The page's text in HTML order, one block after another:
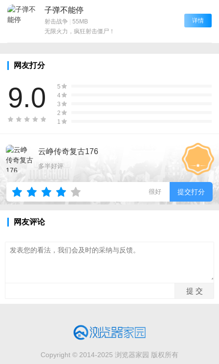
子弹不能停
射击战争 | 55MB
无限火力，疯狂射击僵尸！
详情
网友打分
9.0
5
4
3
2
1
云峥传奇复古176
多半好评
很好 提交打分
网友评论
Copyright © 2014-2025 浏览器家园 版权所有